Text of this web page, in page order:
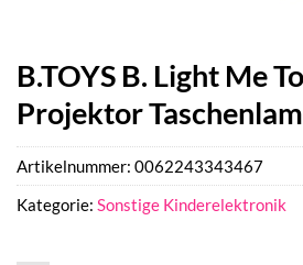
B.TOYS B. Light Me
Projektor
Artikelnummer: 0062243343467
Kategorie: Sonstige Kinderelektronik